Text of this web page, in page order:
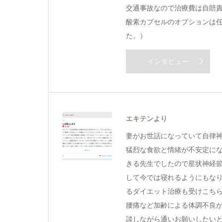
交通事故なので治療費は自賠
酸素カプセルのオプションは
た。）
インタビュー
エキテンより
妻がお世話になっていて自律
猛烈な食欲と情緒が不安定に
きる先生でしたので星状神経
して今では寝れるようにもな
るダイエット治療も受けこち
腰痛など加齢による体調不良
談しながら通いお願いしたい